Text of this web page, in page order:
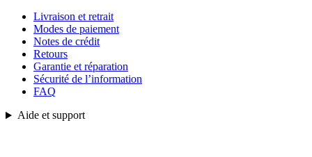
Livraison et retrait
Modes de paiement
Notes de crédit
Retours
Garantie et réparation
Sécurité de l’information
FAQ
Aide et support